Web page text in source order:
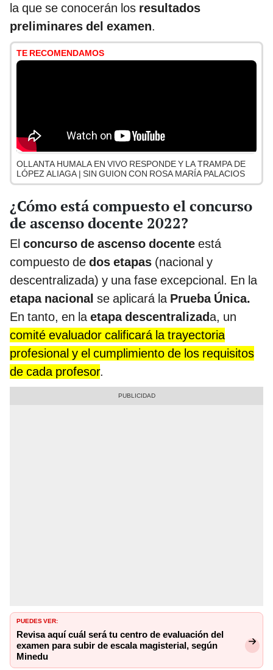
la que se conocerán los resultados
preliminares del examen.
TE RECOMENDAMOS
OLLANTA HUMALA EN VIVO RESPONDE Y LA TRAMPA DE
LÓPEZ ALIAGA | SIN GUION CON ROSA MARÍA PALACIOS
¿Cómo está compuesto el concurso
de ascenso docente 2022?
El concurso de ascenso docente está
compuesto de dos etapas (nacional y
descentralizada) y una fase excepcional. En la
etapa nacional se aplicará la Prueba Única.
En tanto, en laetapa descentralizada, un
comité evaluador calificará la trayectoria
profesional y el cumplimiento de los requisitos
de cada profesor.
PUEDES VER:
Revisa aquí cuál será tu centro de evaluación del
examen para subir de escala magisterial, según
Minedu